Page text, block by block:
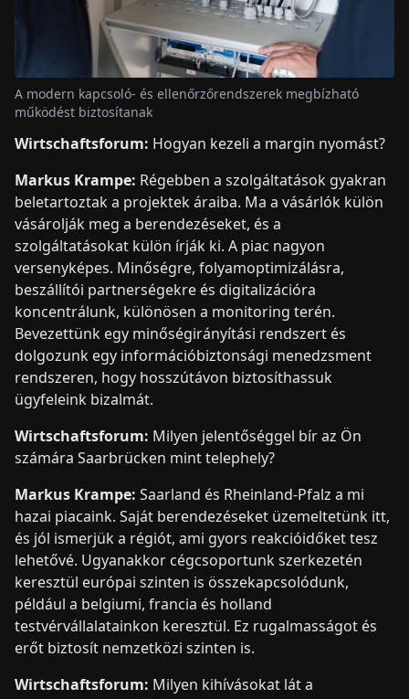
A modern kapcsoló- és ellenőrzőrendszerek megbízható
működést biztosítanak
Wirtschaftsforum: Hogyan kezeli a margin nyomást?
Markus Krampe: Régebben a szolgáltatások gyakran
beletartoztak a projektek áraiba. Ma a vásárlók külön
vásárolják meg a berendezéseket, és a
szolgáltatásokat külön írják ki. A piac nagyon
versenyképes. Minőségre, folyamoptimizálásra,
beszállítói partnerségekre és digitalizációra
koncentrálunk, különösen a monitoring terén.
Bevezettünk egy minőségirányítási rendszert és
dolgozunk egy információbiztonsági menedzsment
rendszeren, hogy hosszútávon biztosíthassuk
ügyfeleink bizalmát.
Wirtschaftsforum: Milyen jelentőséggel bír az Ön
számára Saarbrücken mint telephely?
Markus Krampe: Saarland és Rheinland-Pfalz a mi
hazai piacaink. Saját berendezéseket üzemeltetünk itt,
és jól ismerjük a régiót, ami gyors reakcióidőket tesz
lehetővé. Ugyanakkor cégcsoportunk szerkezetén
keresztül európai szinten is összekapcsolódunk,
például a belgiumi, francia és holland
testvérvállalatainkon keresztül. Ez rugalmasságot és
erőt biztosít nemzetközi szinten is.
Wirtschaftsforum: Milyen kihívásokat lát a